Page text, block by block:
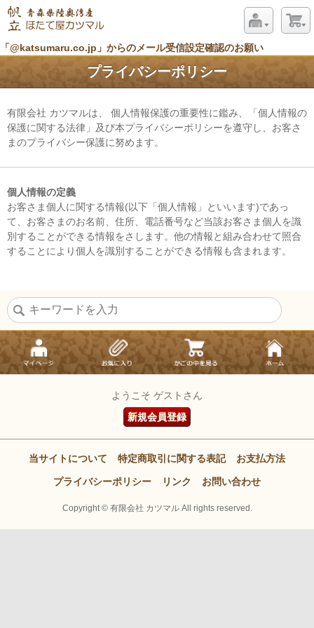
「@katsumaru.co.jp」からのメール受信設定確認のお願い
プライバシーポリシー
有限会社 カツマルは、 個人情報保護の重要性に鑑み、「個人情報の
保護に関する法律」及び本プライバシーポリシーを遵守し、お客さ
まのプライバシー保護に努めます。
個人情報の定義
お客さま個人に関する情報(以下「個人情報」といいます)であっ
て、お客さまのお名前、住所、電話番号など当該お客さま個人を識
別することができる情報をさします。他の情報と組み合わせて照合
することにより個人を識別することができる情報も含まれます。
ようこそ ゲストさん
新規会員登録
当サイトについて 特定商取引に関する表記 お支払方法
プライバシーポリシー リンク お問い合わせ
Copyright © 有限会社 カツマル All rights reserved.